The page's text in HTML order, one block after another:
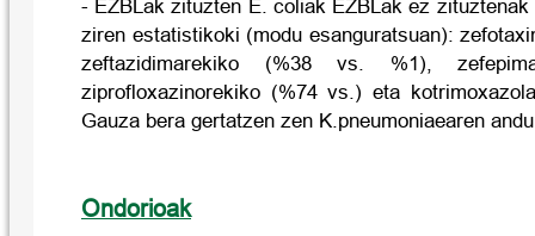
- EZBLak zituzten E. coliak EZBLak ez
ziren estatistikoki (modu esanguratsuan):
zeftazidimarekiko (%38 vs. %1),
ziprofloxazinorekiko (%74 vs.) eta
Gauza bera gertatzen zen K.pneumoniaearen
Ondorioak